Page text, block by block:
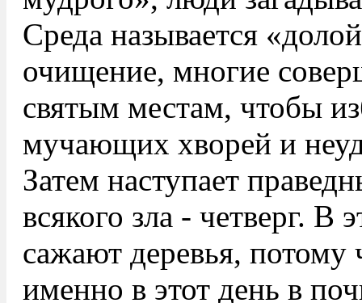
Среда называется
очищение, многие
святым местам, чтобы
мучающих хворей и
Затем наступает
всякого зла - четверг. В
сажают деревья,
именно в этот день в